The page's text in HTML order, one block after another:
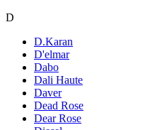
D
D.Karan
D'elmar
Dabo
Dali Haute
Daver
Dead Rose
Dear Rose